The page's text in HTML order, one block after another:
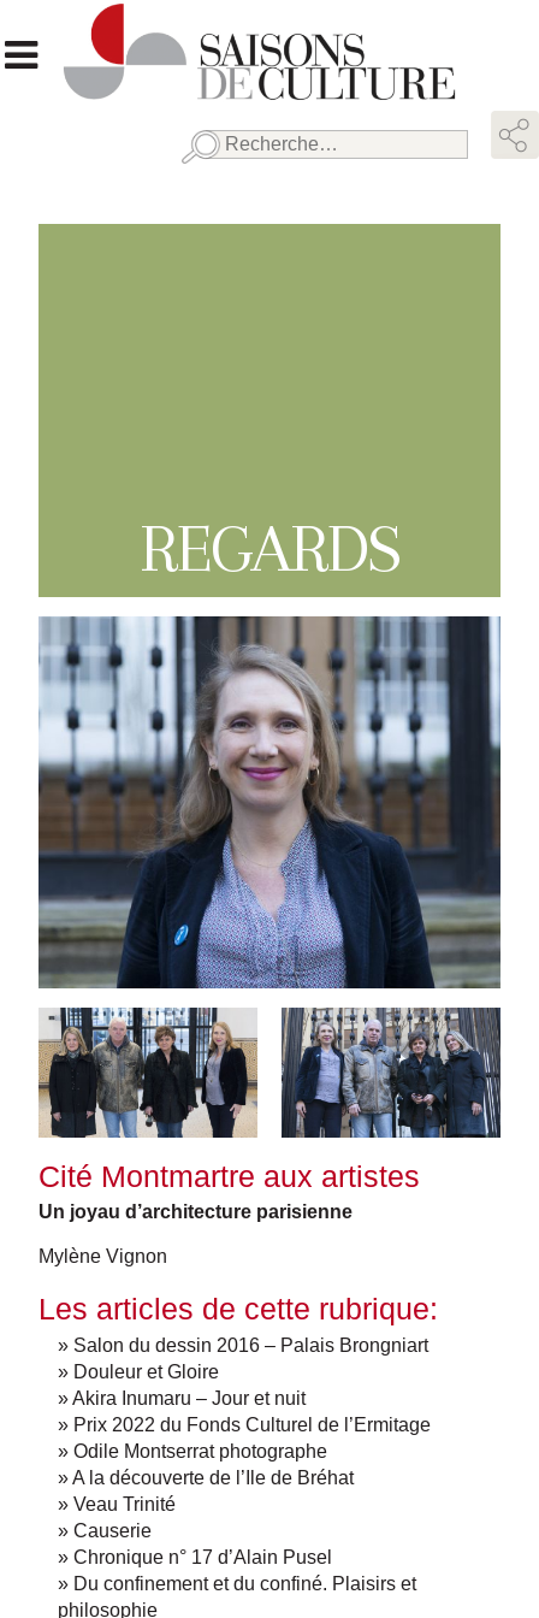
Rechercher :
REGARDS
Cité Montmartre aux artistes
Un joyau d’architecture parisienne
Mylène Vignon
Les articles de cette rubrique:
» Salon du dessin 2016 – Palais Brongniart
» Douleur et Gloire
» Akira Inumaru – Jour et nuit
» Prix 2022 du Fonds Culturel de l’Ermitage
» Odile Montserrat photographe
» A la découverte de l’Ile de Bréhat
» Veau Trinité
» Causerie
» Chronique n° 17 d’Alain Pusel
» Du confinement et du confiné. Plaisirs et
philosophie